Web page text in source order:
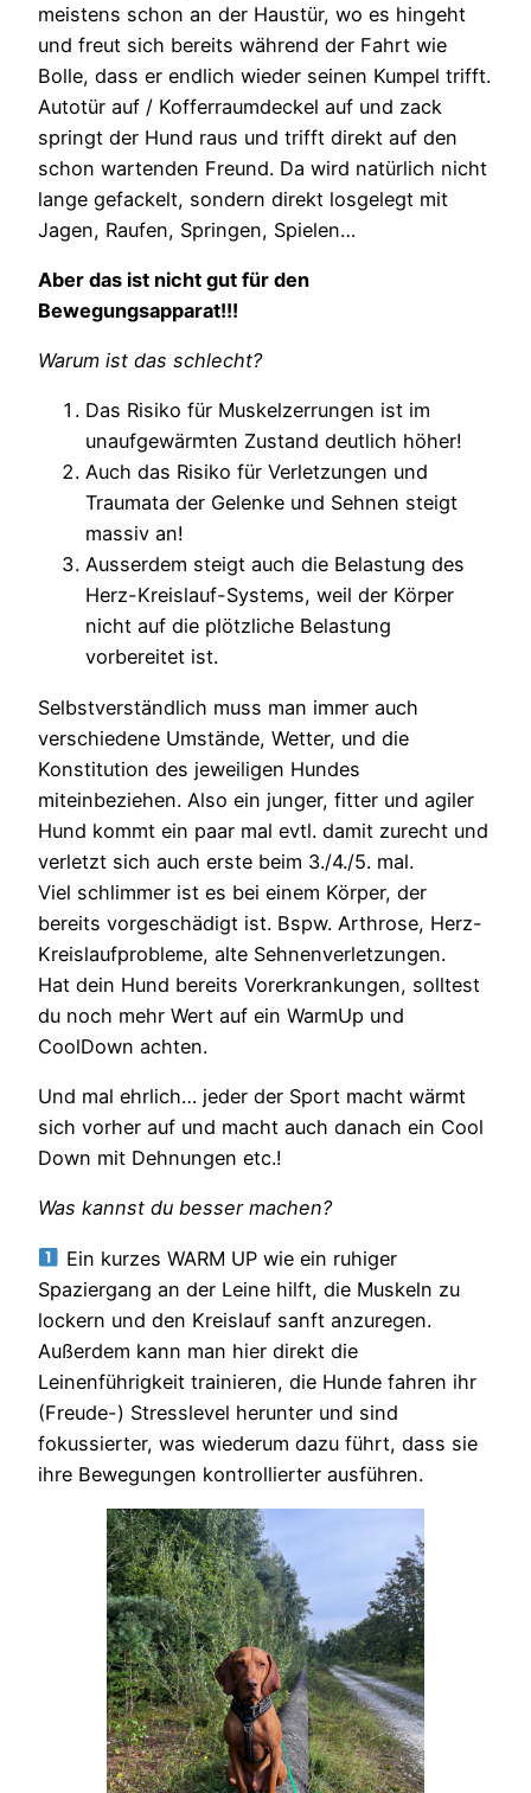
meistens schon an der Haustür, wo es hingeht
und freut sich bereits während der Fahrt wie
Bolle, dass er endlich wieder seinen Kumpel trifft.
Autotür auf / Kofferraumdeckel auf und zack
springt der Hund raus und trifft direkt auf den
schon wartenden Freund. Da wird natürlich nicht
lange gefackelt, sondern direkt losgelegt mit
Jagen, Raufen, Springen, Spielen…
Aber das ist nicht gut für den
Bewegungsapparat!!!
Warum ist das schlecht?
Das Risiko für Muskelzerrungen ist im
unaufgewärmten Zustand deutlich höher!
Auch das Risiko für Verletzungen und
Traumata der Gelenke und Sehnen steigt
massiv an!
Ausserdem steigt auch die Belastung des
Herz-Kreislauf-Systems, weil der Körper
nicht auf die plötzliche Belastung
vorbereitet ist.
Selbstverständlich muss man immer auch
verschiedene Umstände, Wetter, und die
Konstitution des jeweiligen Hundes
miteinbeziehen. Also ein junger, fitter und agiler
Hund kommt ein paar mal evtl. damit zurecht und
verletzt sich auch erste beim 3./4./5. mal.
Viel schlimmer ist es bei einem Körper, der
bereits vorgeschädigt ist. Bspw. Arthrose, Herz-
Kreislaufprobleme, alte Sehnenverletzungen.
Hat dein Hund bereits Vorerkrankungen, solltest
du noch mehr Wert auf ein WarmUp und
CoolDown achten.
Und mal ehrlich… jeder der Sport macht wärmt
sich vorher auf und macht auch danach ein Cool
Down mit Dehnungen etc.!
Was kannst du besser machen?
Ein kurzes WARM UP wie ein ruhiger
Spaziergang an der Leine hilft, die Muskeln zu
lockern und den Kreislauf sanft anzuregen.
Außerdem kann man hier direkt die
Leinenführigkeit trainieren, die Hunde fahren ihr
(Freude-) Stresslevel herunter und sind
fokussierter, was wiederum dazu führt, dass sie
ihre Bewegungen kontrollierter ausführen.